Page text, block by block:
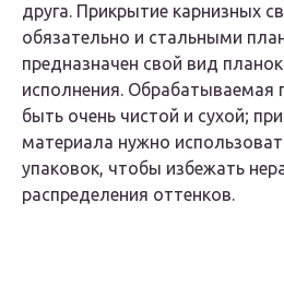
друга. Прикрытие карнизных
обязательно и стальными
предназначен свой вид
исполнения. Обрабатываемая
быть очень чистой и сухой;
материала нужно
упаковок, чтобы избежать
распределения оттенков.